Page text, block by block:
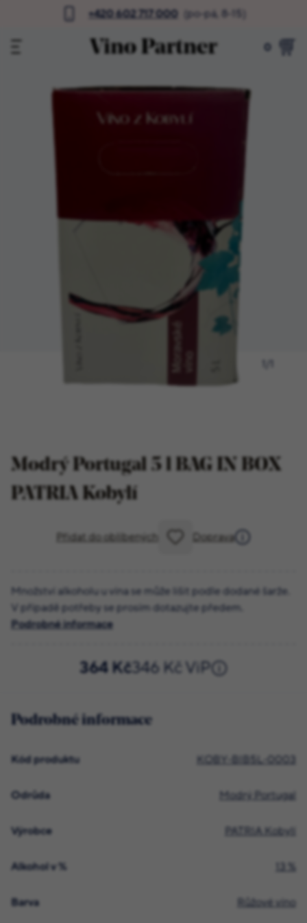
+420 602 717 000 (po-pá, 8-15)
0
Modrý Portugal 5 l BAG IN BOX
PATRIA Kobylí
Přidat do oblíbených Doprava
Množství alkoholu u vína se může lišit podle dodané šarže.
V případě potřeby se prosím dotazujte předem.
Podrobné informace
364 Kč 346 Kč ViP
Podrobné informace
Kód produktu KOBY-BIB5L-0003
Odrůda Modrý Portugal
Výrobce PATRIA Kobylí
Alkohol v % 13 %
Barva Růžové víno